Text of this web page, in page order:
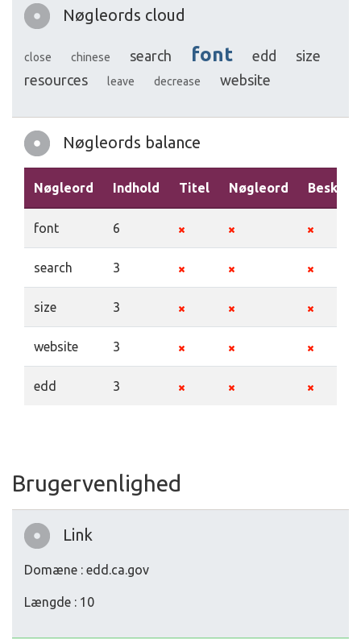
Nøgleords cloud
close chinese search font edd
size
resources
leave decrease website
Nøgleords balance
Nøgleord Indhold Titel Nøgleord
font 6
search 3
size 3
website 3
edd 3
Brugervenlighed
Link
Domæne : edd.ca.gov
Længde : 10